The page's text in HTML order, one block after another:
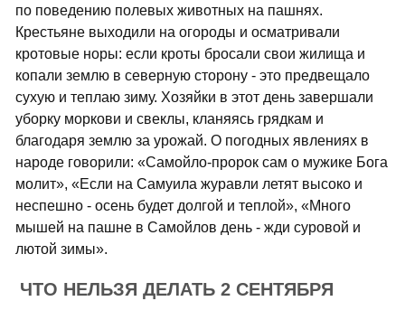
по поведению полевых животных на пашнях.
Крестьяне выходили на огороды и осматривали
кротовые норы: если кроты бросали свои жилища и
копали землю в северную сторону - это предвещало
сухую и теплаю зиму. Хозяйки в этот день завершали
уборку моркови и свеклы, кланяясь грядкам и
благодаря землю за урожай. О погодных явлениях в
народе говорили: «Самойло-пророк сам о мужике Бога
молит», «Если на Самуила журавли летят высоко и
неспешно - осень будет долгой и теплой», «Много
мышей на пашне в Самойлов день - жди суровой и
лютой зимы».
ЧТО НЕЛЬЗЯ ДЕЛАТЬ 2 СЕНТЯБРЯ